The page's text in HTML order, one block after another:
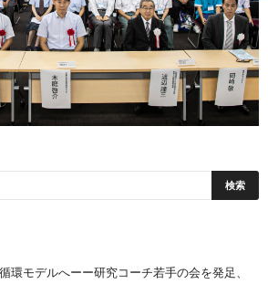
環モデルへーー研究コーチ若手の会を発足、